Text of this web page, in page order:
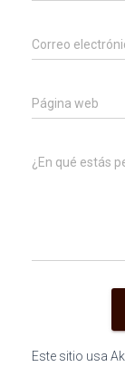
Correo
Página web
¿En qué estás
Este sitio usa